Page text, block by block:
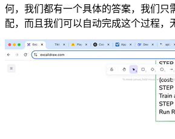
何，我们都有一个具体的答案，我们只
配，而且我们可以自动完成这个过程，